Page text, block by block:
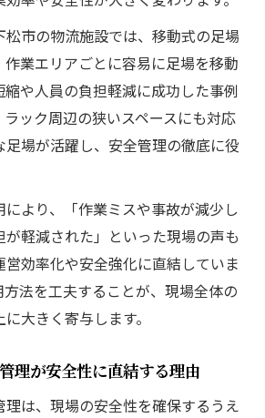
市の物流施設では、移動式の足場
作業エリアごとに容易に足場を移動
や人員の負担軽減に成功した事例
ック周辺の狭いスペースにも対応
場が活躍し、安全管理の徹底に役
により、「作業ミスや事故が減少し
が軽減された」といった現場の声も
効率化や安全強化に直結していま
法を工夫することが、現場全体の
大きく寄与します。
理が安全性に直結する理由
は、現場の安全性を確保するうえ